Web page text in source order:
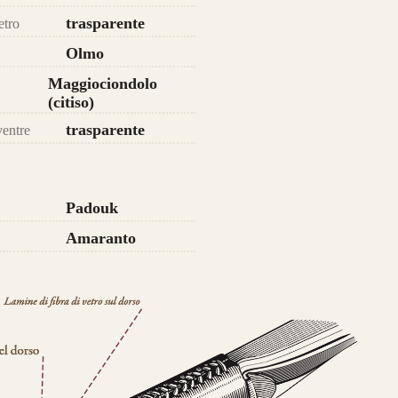
da 750€
trasparente
Olmo
Maggiociondolo
(citiso)
trasparente
Padouk
Amaranto